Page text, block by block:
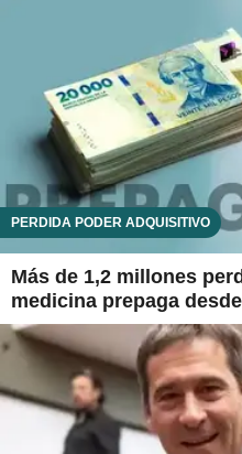
PÉRDIDA PODER ADQUISITIVO
Más de 1,2 millones
medicina prepaga